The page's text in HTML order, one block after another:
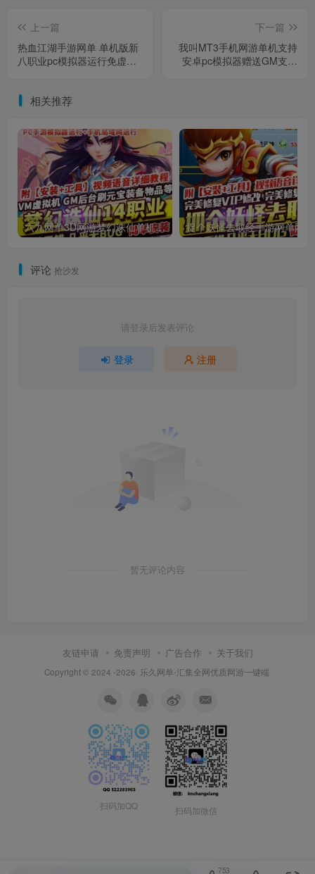
上一篇
热血江湖手游网单 单机版新
八职业pc模拟器运行免虚拟
下一篇
我叫MT3手机网游单机支持
安卓pc模拟器赠送GM支持
相关推荐
六九网单3D网游梦幻诛仙单机版14职业回合手游完整一键端GM刷元宝金钱物品
评论 抢沙发
请登录后发表评论
登录 注册
暂无评论内容
友链申请 免责声明 广告合作 关于我们
Copyright © 2024 -2026· 乐久网单-汇集全网优质网游一键端
扫码加QQ 扫码加微信
753